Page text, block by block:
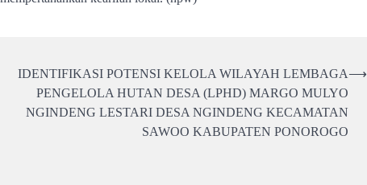
IDENTIFIKASI POTENSI KELOLA WILAYAH LEMBAGA
PENGELOLA HUTAN DESA (LPHD) MARGO MULYO
NGINDENG LESTARI DESA NGINDENG KECAMATAN
SAWOO KABUPATEN PONOROGO
⟶